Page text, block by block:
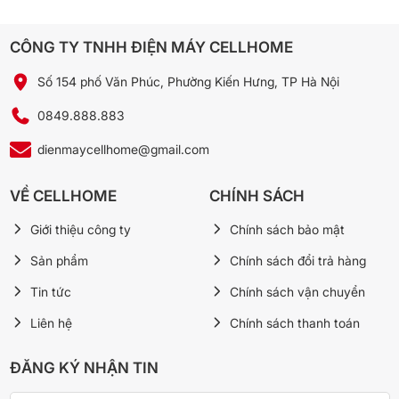
*Hình ảnh chỉ mang tính chất minh họa
Công nghệ sấy
– Máy giặt Panasonic sử dụng công nghệ sấy ngưng tụhiện đại,
CÔNG TY TNHH ĐIỆN MÁY CELLHOME
Số 154 phố Văn Phúc, Phường Kiến Hưng, TP Hà Nội
0849.888.883
dienmaycellhome@gmail.com
VỀ CELLHOME
Giới thiệu công ty
Sản phẩm
Tin tức
Liên hệ
CHÍNH SÁCH
Chính sách bảo mật
Chính sách đổi trả hàng
Chính sách vận chuyển
Chính sách thanh toán
ĐĂNG KÝ NHẬN TIN